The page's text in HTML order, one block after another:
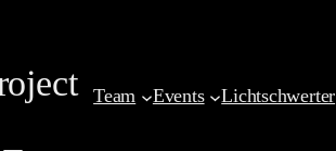
springen
Team Events Lichtschwerter